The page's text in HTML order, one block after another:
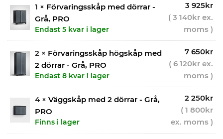
1 × Förvaringsskåp med dörrar -
Grå, PRO
Endast 5 kvar i lager
3 925kr
( 3 140kr ex.
moms )
2 × Förvaringsskåp högskåp med
2 dörrar - Grå, PRO
Endast 8 kvar i lager
7 650kr
( 6 120kr ex.
moms )
4 × Väggskåp med 2 dörrar - Grå,
PRO
Finns i lager
2 250kr
( 1 800kr
ex. moms )